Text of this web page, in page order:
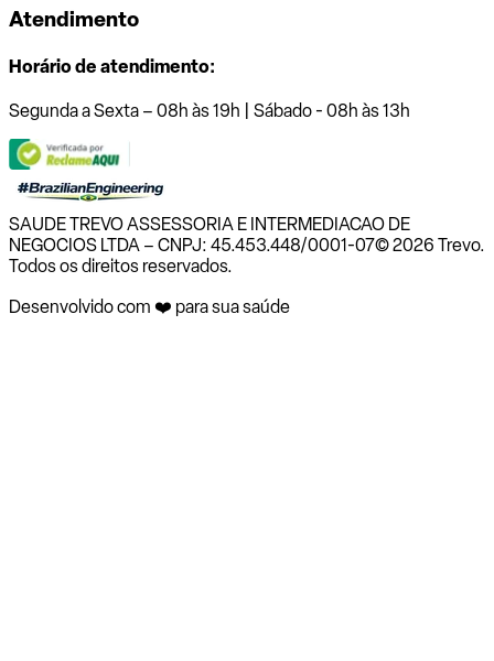
Atendimento
Horário de atendimento:
Segunda a Sexta – 08h às 19h | Sábado - 08h às 13h
SAUDE TREVO ASSESSORIA E INTERMEDIACAO DE
NEGOCIOS LTDA – CNPJ: 45.453.448/0001-07© 2026 Trevo.
Todos os direitos reservados.
Desenvolvido com ❤️ para sua saúde